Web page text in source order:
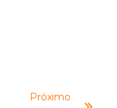
Próximo